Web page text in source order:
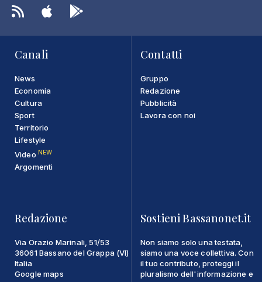
Canali
News
Economia
Cultura
Sport
Territorio
Lifestyle
Video NEW
Argomenti
Contatti
Gruppo
Redazione
Pubblicità
Lavora con noi
Redazione
Via Orazio Marinali, 51/53
36061 Bassano del Grappa (VI)
Italia
Google maps
Sostieni Bassanonet.it
Non siamo solo una testata,
siamo una voce collettiva. Con
il tuo contributo, proteggi il
pluralismo dell'informazione e